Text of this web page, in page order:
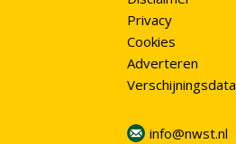
Privacy
Cookies
Adverteren
Verschijningsdata
info@nwst.nl